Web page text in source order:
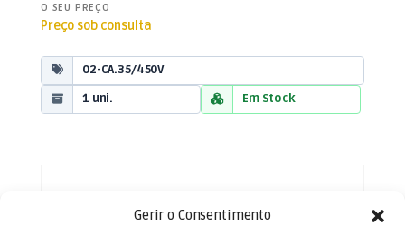
Gerir o Consentimento
O SEU PREÇO
Preço sob consulta
02-CA.35/450V
1 uni.
Em Stock